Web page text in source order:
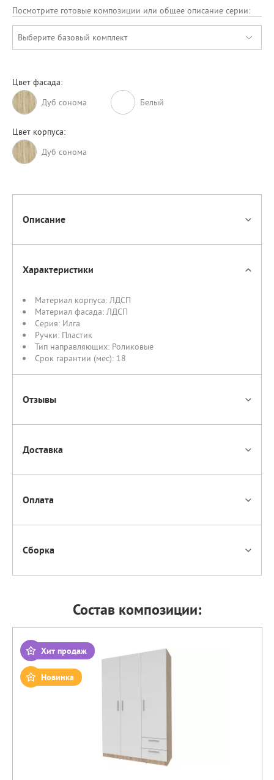
Посмотрите готовые композиции или общее описание серии:
Выберите базовый комплект
Цвет фасада:
Дуб сонома
Белый
Цвет корпуса:
Дуб сонома
Описание
Характеристики
Материал корпуса: ЛДСП
Материал фасада: ЛДСП
Серия: Илга
Ручки: Пластик
Тип направляющих: Роликовые
Срок гарантии (мес): 18
Отзывы
Доставка
Оплата
Сборка
Состав композиции:
Хит продаж
Новинка